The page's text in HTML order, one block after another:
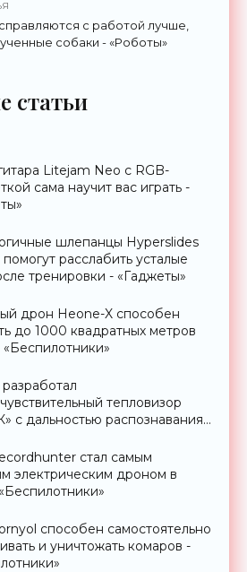
с работой лучше,
собаки - «Роботы»
статьи
Litejam Neo с RGB-
сама научит вас играть -
шлепанцы Hyperslides
расслабить усталые
тренировки - «Гаджеты»
дрон Heone-X способен
до 1000 квадратных метров
тепловизор
с дальностью распознавания
стал самым
электрическим дроном в
способен самостоятельно
и уничтожать комаров -